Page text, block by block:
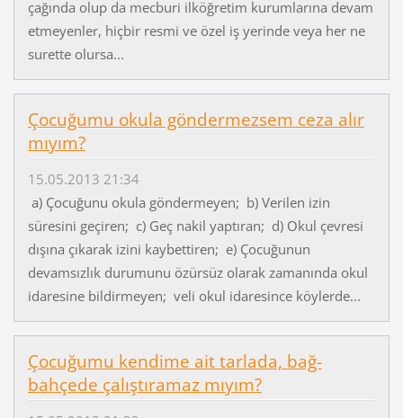
çağında olup da mecburi ilköğretim kurumlarına devam
etmeyenler, hiçbir resmi ve özel iş yerinde veya her ne
surette olursa...
Çocuğumu okula göndermezsem ceza alır
mıyım?
15.05.2013 21:34
a) Çocuğunu okula göndermeyen; b) Verilen izin
süresini geçiren; c) Geç nakil yaptıran; d) Okul çevresi
dışına çıkarak izini kaybettiren; e) Çocuğunun
devamsızlık durumunu özürsüz olarak zamanında okul
idaresine bildirmeyen; veli okul idaresince köylerde...
Çocuğumu kendime ait tarlada, bağ-
bahçede çalıştıramaz mıyım?